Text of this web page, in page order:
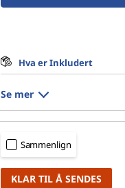
Hva er Inkludert
Se mer
Sammenlign
KLAR TIL Å SENDES